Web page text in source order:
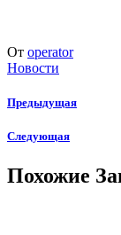
От operator
Новости
Предыдущая
Следующая
Похожие